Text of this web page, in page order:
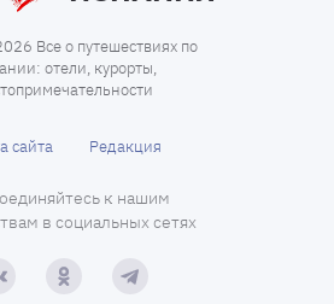
Все о путешествиях по
отели, курорты,
сайта Редакция
к нашим
в социальных сетях